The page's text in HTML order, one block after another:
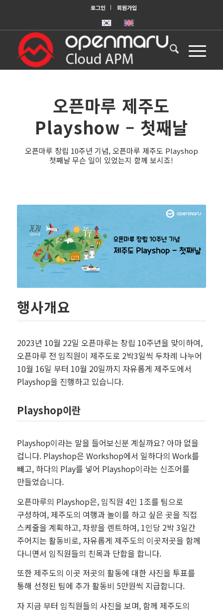
로그인 회원가입
오픈마루 제주도
Playshow – 첫째날
오픈마루 창립 10주년 기념, 오픈마루 제주도 Playshop
첫째날 무슨 일이 있었는지 함께 보시죠!
행사개요
2023년 10월 22일 오픈마루는 창립 10주년을 맞이하여,
오픈마루 전 임직원이 제주도로 2박3일씩 두차례 나누어
10월 16일 부터 10월 20일까지 자유롭게 제주도에서
Playshop을 진행하고 있습니다.
Playshop이란
Playshop이라는 말을 들어보신분 계실까요? 아마 없을
겁니다. Playshop은 Workshop에서 일하다의 Work를
빼고, 하다의 Play를 넣어 Playshop이라는 신조어를
만들었습니다.
오픈마루의 Playshop은, 임직원 4인 1조를 팀으로
구성하여, 제주도의 여행과 놀이를 하고 싶은 곳을 직접
스케줄을 계획하고, 차량을 렌트하여, 1인당 2박 3일간
주어지는 활동비로, 자유롭게 제주도의 이곳저곳을 함께
다니면서 임직원들의 친목과 단합을 합니다.
또한 제주도의 이곳 저곳의 활동에 대한 사진을 투표를
통해 선정된 팀에 추가 활동비 5만원씩 지급합니다.
자 지금 부터 임직원들의 사진을 보며, 함께 제주도의